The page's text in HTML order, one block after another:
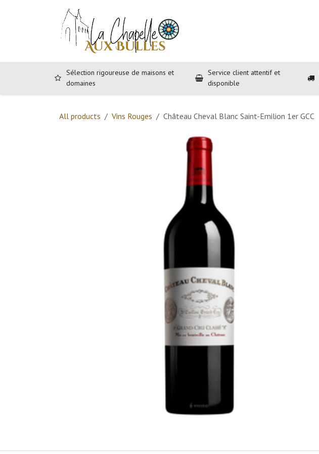
Sélection rigoureuse de maisons et
domaines
Service client attentif et
disponible
All products Vins Rouges Château Cheval Blanc Saint-Emilion 1er GCC